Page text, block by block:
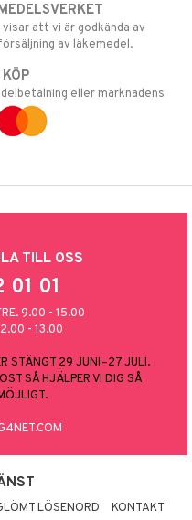
att vi är godkända av
av läkemedel.
eller marknadens
TILL OSS
01 01
9.00 - 15.00
- 13.00
STÄNGT 29 JUNI–27 JULI.
SÅ HJÄLPER VI DIG SÅ
LÖSENORD
KONTAKT